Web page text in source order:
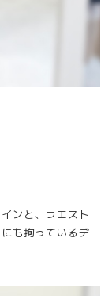
ンと、ウエスト
も拘っているデ